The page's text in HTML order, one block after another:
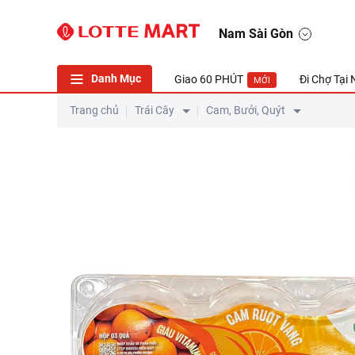
Nam Sài Gòn
Danh Mục Giao 60 PHÚT MỚI Đi Chợ Tại
Trang chủ Trái Cây Cam, Bưởi, Quýt